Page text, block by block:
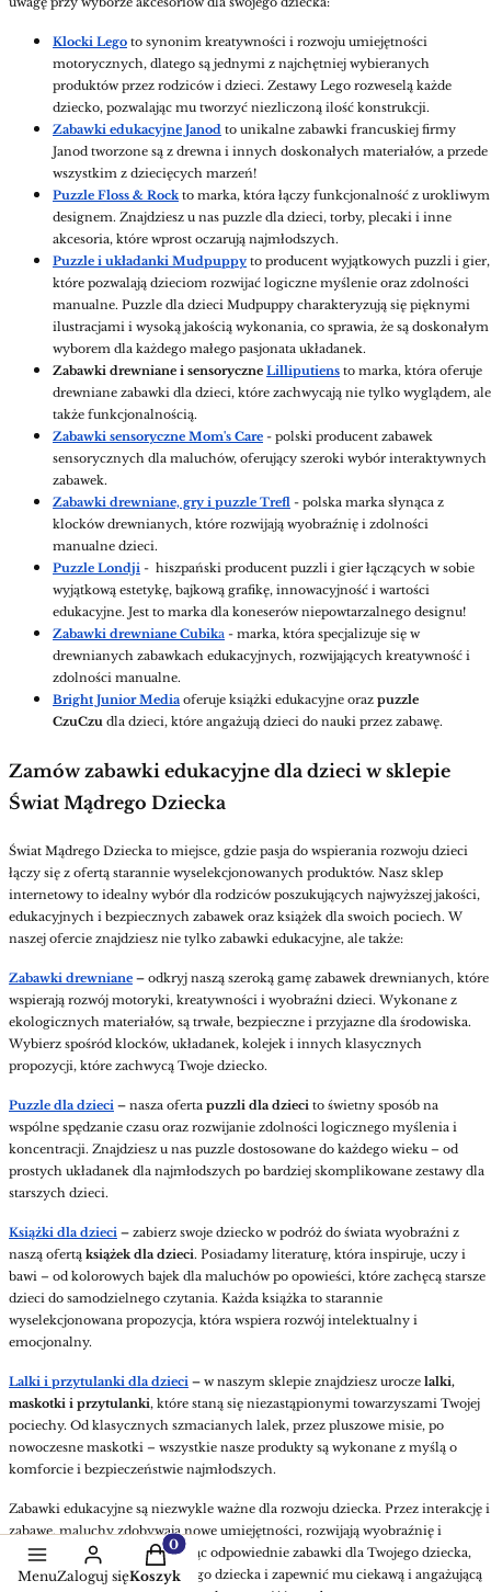
Klocki Lego to synonim kreatywności i rozwoju umiejętności
motorycznych, dlatego są jednymi z najchętniej wybieranych
produktów przez rodziców i dzieci. Zestawy Lego rozweselą każde
dziecko, pozwalając mu tworzyć niezliczoną ilość konstrukcji.
Zabawki edukacyjne Janod to unikalne zabawki francuskiej firmy
Janod tworzone są z drewna i innych doskonałych materiałów, a przede
wszystkim z dziecięcych marzeń!
Puzzle Floss & Rockto marka, która łączy funkcjonalność z urokliwym
designem. Znajdziesz u nas puzzle dla dzieci, torby, plecaki i inne
akcesoria, które wprost oczarują najmłodszych.
Puzzle i układanki Mudpuppy to producent wyjątkowych puzzli i gier,
które pozwalają dzieciom rozwijać logiczne myślenie oraz zdolności
manualne. Puzzle dla dzieci Mudpuppy charakteryzują się pięknymi
ilustracjami i wysoką jakością wykonania, co sprawia, że są doskonałym
wyborem dla każdego małego pasjonata układanek.
Zabawki drewniane i sensoryczne Lilliputiens to marka, która oferuje
drewniane zabawki dla dzieci, które zachwycają nie tylko wyglądem, ale
także funkcjonalnością.
Zabawki sensoryczne Mom's Care - polski producent zabawek
sensorycznych dla maluchów, oferujący szeroki wybór interaktywnych
zabawek.
Zabawki drewniane, gry i puzzle Trefl - polska marka słynąca z
klocków drewnianych, które rozwijają wyobraźnię i zdolności
manualne dzieci.
Puzzle Londji - hiszpański producent puzzli i gier łączących w sobie
wyjątkową estetykę, bajkową grafikę, innowacyjność i wartości
edukacyjne. Jest to marka dla koneserów niepowtarzalnego designu!
Zabawki drewniane Cubika - marka, która specjalizuje się w
drewnianych zabawkach edukacyjnych, rozwijających kreatywność i
zdolności manualne.
Bright Junior Media oferuje książki edukacyjne oraz puzzle
CzuCzu dla dzieci, które angażują dzieci do nauki przez zabawę.
Zamów zabawki edukacyjne dla dzieci w sklepie
Świat Mądrego Dziecka
Świat Mądrego Dziecka to miejsce, gdzie pasja do wspierania rozwoju dzieci
łączy się z ofertą starannie wyselekcjonowanych produktów. Nasz sklep
internetowy to idealny wybór dla rodziców poszukujących najwyższej jakości,
edukacyjnych i bezpiecznych zabawek oraz książek dla swoich pociech. W
naszej ofercie znajdziesz nie tylko zabawki edukacyjne, ale także:
Zabawki drewniane – odkryj naszą szeroką gamę zabawek drewnianych, które
wspierają rozwój motoryki, kreatywności i wyobraźni dzieci. Wykonane z
ekologicznych materiałów, są trwałe, bezpieczne i przyjazne dla środowiska.
Wybierz spośród klocków, układanek, kolejek i innych klasycznych
propozycji, które zachwycą Twoje dziecko.
Puzzle dla dzieci – nasza oferta puzzli dla dzieci to świetny sposób na
wspólne spędzanie czasu oraz rozwijanie zdolności logicznego myślenia i
koncentracji. Znajdziesz u nas puzzle dostosowane do każdego wieku – od
prostych układanek dla najmłodszych po bardziej skomplikowane zestawy dla
starszych dzieci.
Książki dla dzieci – zabierz swoje dziecko w podróż do świata wyobraźni z
naszą ofertą książek dla dzieci. Posiadamy literaturę, która inspiruje, uczy i
bawi – od kolorowych bajek dla maluchów po opowieści, które zachęcą starsze
dzieci do samodzielnego czytania. Każda książka to starannie
wyselekcjonowana propozycja, która wspiera rozwój intelektualny i
emocjonalny.
Lalki i przytulanki dla dzieci – w naszym sklepie znajdziesz urocze lalki,
maskotki i przytulanki, które staną się niezastąpionymi towarzyszami Twojej
pociechy. Od klasycznych szmacianych lalek, przez pluszowe misie, po
nowoczesne maskotki – wszystkie nasze produkty są wykonane z myślą o
komforcie i bezpieczeństwie najmłodszych.
Zabawki edukacyjne są niezwykle ważne dla rozwoju dziecka. Przez interakcję i
zabawę, maluchy zdobywają nowe umiejętności, rozwijają wyobraźnię i
zdolności społeczne. Wybierając odpowiednie zabawki dla Twojego dziecka,
możesz wspomóc rozwój swojego dziecka i zapewnić mu ciekawą i angażującą
MenuZaloguj się
Produkty w koszyku: 0. Zobacz
Koszyk